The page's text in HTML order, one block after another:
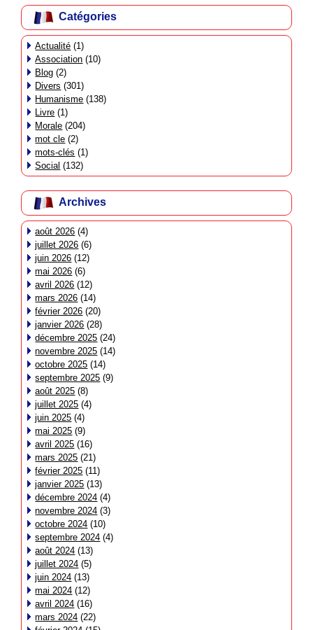
Catégories
Actualité (1)
Association (10)
Blog (2)
Divers (301)
Humanisme (138)
Livre (1)
Morale (204)
mot cle (2)
mots-clés (1)
Social (132)
Archives
août 2026 (4)
juillet 2026 (6)
juin 2026 (12)
mai 2026 (6)
avril 2026 (12)
mars 2026 (14)
février 2026 (20)
janvier 2026 (28)
décembre 2025 (24)
novembre 2025 (14)
octobre 2025 (14)
septembre 2025 (9)
août 2025 (8)
juillet 2025 (4)
juin 2025 (4)
mai 2025 (9)
avril 2025 (16)
mars 2025 (21)
février 2025 (11)
janvier 2025 (13)
décembre 2024 (4)
novembre 2024 (3)
octobre 2024 (10)
septembre 2024 (4)
août 2024 (13)
juillet 2024 (5)
juin 2024 (13)
mai 2024 (12)
avril 2024 (16)
mars 2024 (22)